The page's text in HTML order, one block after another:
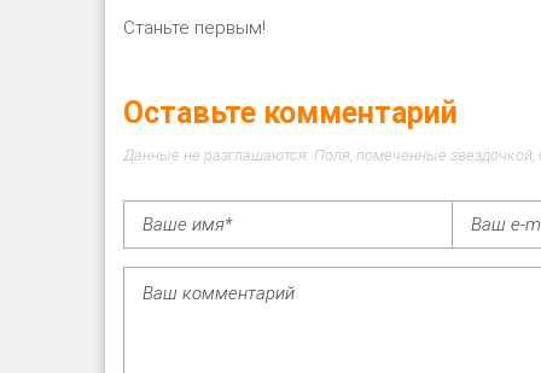
Станьте первым!
Оставьте комментарий
Данные не разглашаются. Поля, помеченные звездочкой,